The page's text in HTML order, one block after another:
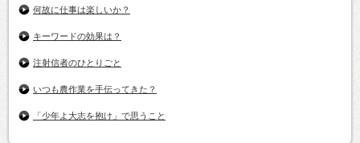
何故に仕事は楽しいか？
キーワードの効果は？
注射信者のひとりごと
いつも農作業を手伝ってきた？
「少年よ大志を抱け」で思うこと